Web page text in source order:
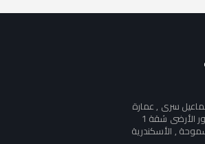
أسماعيل سرى , عمارة
الجهاز المركزى للمحاسبات الدور الأرضى شقة 1
, الأسكندرية